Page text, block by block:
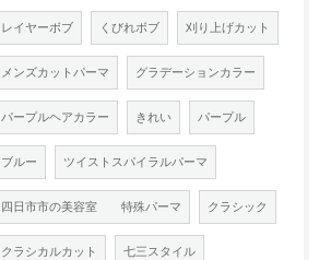
レイヤーボブ くびれボブ 刈り上げカット
メンズカットパーマ グラデーションカラー
パープルヘアカラー きれい パープル
ブルー ツイストスパイラルパーマ
四日市市の美容室 特殊パーマ クラシック
クラシカルカット 七三スタイル